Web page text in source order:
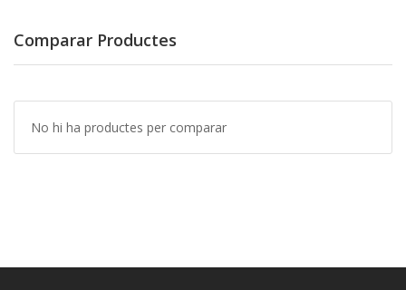
Comparar Productes
No hi ha productes per comparar